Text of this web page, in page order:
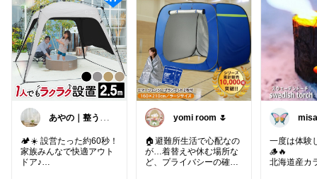
あやの｜整う暮
🏕️☀️ 設営たった約60秒！
家族みんなで快適アウト
ドア♪
yomi room 🌷
🏠避難所生活で心配なの
が…着替えや休む場所な
ど、プライバシーの確保
misa
一度は体験
🪵🔥
北海道産カ